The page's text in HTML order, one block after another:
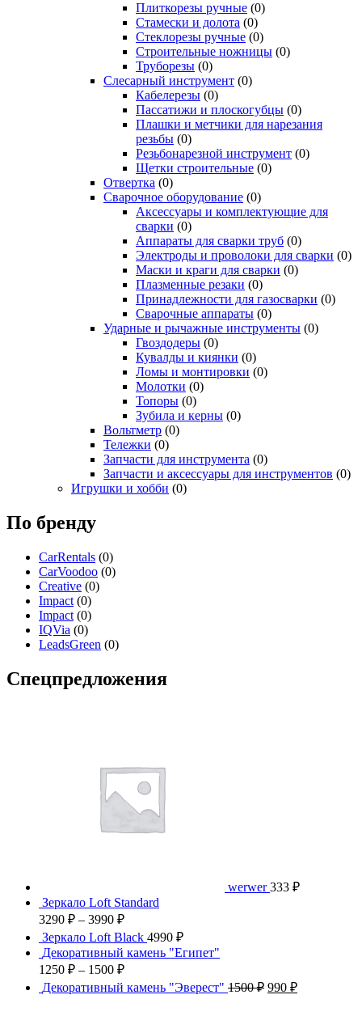
Плиткорезы ручные (0)
Стамески и долота (0)
Стеклорезы ручные (0)
Строительные ножницы (0)
Труборезы (0)
Слесарный инструмент (0)
Кабелерезы (0)
Пассатижи и плоскогубцы (0)
Плашки и метчики для нарезания
резьбы (0)
Резьбонарезной инструмент (0)
Щетки строительные (0)
Отвертка (0)
Сварочное оборудование (0)
Аксессуары и комплектующие для
сварки (0)
Аппараты для сварки труб (0)
Электроды и проволоки для сварки (0)
Маски и краги для сварки (0)
Плазменные резаки (0)
Принадлежности для газосварки (0)
Сварочные аппараты (0)
Ударные и рычажные инструменты (0)
Гвоздодеры (0)
Кувалды и киянки (0)
Ломы и монтировки (0)
Молотки (0)
Топоры (0)
Зубила и керны (0)
Вольтметр (0)
Тележки (0)
Запчасти для инструмента (0)
Запчасти и аксессуары для инструментов (0)
Игрушки и хобби (0)
По бренду
CarRentals (0)
CarVoodoo (0)
Creative (0)
Impact (0)
Impact (0)
IQVia (0)
LeadsGreen (0)
Спецпредложения
werwer 333 ₽
Зеркало Loft Standard
3290 ₽ – 3990 ₽
Зеркало Loft Black 4990 ₽
Декоративный камень "Египет"
1250 ₽ – 1500 ₽
Декоративный камень "Эверест" 1500₽ 990 ₽